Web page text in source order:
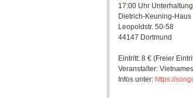
17:00 Uhr
Dietrich-Keuning-Haus
Leopoldstr. 50-58
44147 Dortmund
Eintritt: 8 € (Freier
Veranstalter:
Infos unter: https://